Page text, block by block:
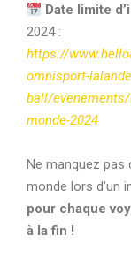
Date limite
2024 :
https://
omnisport-
ball/
monde-2024
Ne manquez pas
monde lors d’un
pour chaque
à la fin !